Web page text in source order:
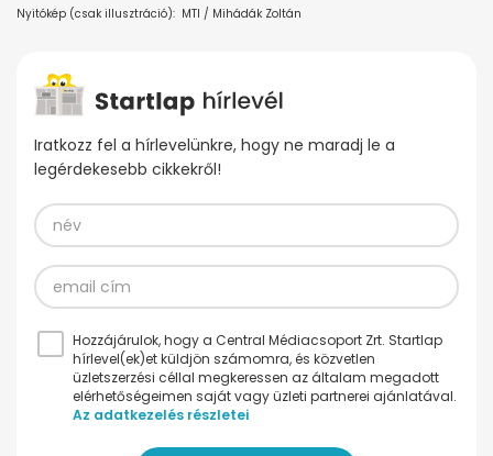
Nyitókép (csak illusztráció): MTI / Mihádák Zoltán
Iratkozz fel a hírlevelünkre, hogy ne maradj le a
legérdekesebb cikkekről!
Hozzájárulok, hogy a Central Médiacsoport Zrt. Startlap
hírlevel(ek)et küldjön számomra, és közvetlen
üzletszerzési céllal megkeressen az általam megadott
elérhetőségeimen saját vagy üzleti partnerei ajánlatával.
Az adatkezelés részletei